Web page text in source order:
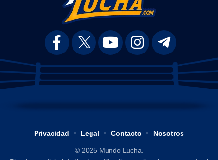
© 2025 Mundo Lucha.
Privacidad Legal Contacto Nosotros